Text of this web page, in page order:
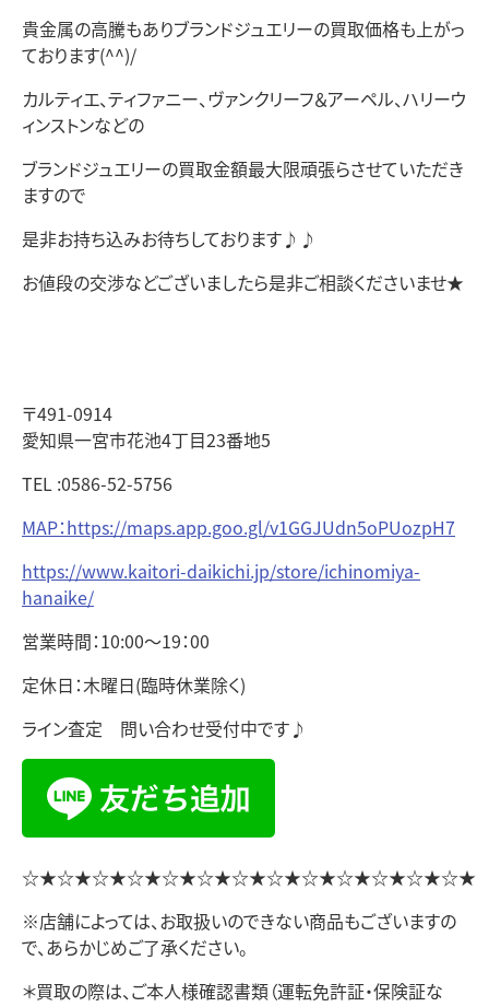
貴金属の高騰もありブランドジュエリーの買取価格も上がっ
ております(^^)/
カルティエ、ティファニー、ヴァンクリーフ＆アーペル、ハリーウ
ィンストンなどの
ブランドジュエリーの買取金額最大限頑張らさせていただき
ますので
是非お持ち込みお待ちしております♪♪
お値段の交渉などございましたら是非ご相談くださいませ★
〒491-0914
愛知県一宮市花池4丁目23番地5
TEL :0586-52-5756
MAP：https://maps.app.goo.gl/v1GGJUdn5oPUozpH7
https://www.kaitori-daikichi.jp/store/ichinomiya-
hanaike/
営業時間：10:00～19：00
定休日：木曜日(臨時休業除く)
ライン査定 問い合わせ受付中です♪
☆★☆★☆★☆★☆★☆★☆★☆★☆★☆★☆★☆★☆★
※店舗によっては、お取扱いのできない商品もございますの
で、あらかじめご了承ください。
＊買取の際は、ご本人様確認書類（運転免許証・保険証な